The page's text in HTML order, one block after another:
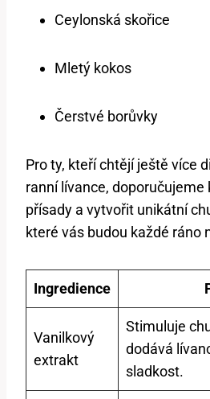
Ceylonská skořice
Mletý kokos
Čerstvé borůvky
Pro ty, kteří chtějí ještě více
ranní lívance,
přísady a vytvořit unikátní
které vás budou každé ráno
Ingredience
Vanilkový
extrakt
Stimuluje
dodává
sladkost.